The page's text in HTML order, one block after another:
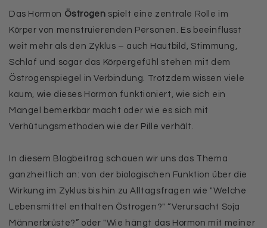
Das Hormon Östrogen spielt eine zentrale Rolle im
Körper von menstruierenden Personen. Es beeinflusst
weit mehr als den Zyklus – auch Hautbild, Stimmung,
Schlaf und sogar das Körpergefühl stehen mit dem
Östrogenspiegel in Verbindung. Trotzdem wissen viele
kaum, wie dieses Hormon funktioniert, wie sich ein
Mangel bemerkbar macht oder wie es sich mit
Verhütungsmethoden wie der Pille verhält.
In diesem Blogbeitrag schauen wir uns das Thema
ganzheitlich an: von der biologischen Funktion über die
Wirkung im Zyklus bis hin zu Alltagsfragen wie "Welche
Lebensmittel enthalten Östrogen?" “Verursacht Soja
Männerbrüste?” oder "Wie hängt das Hormon mit meiner